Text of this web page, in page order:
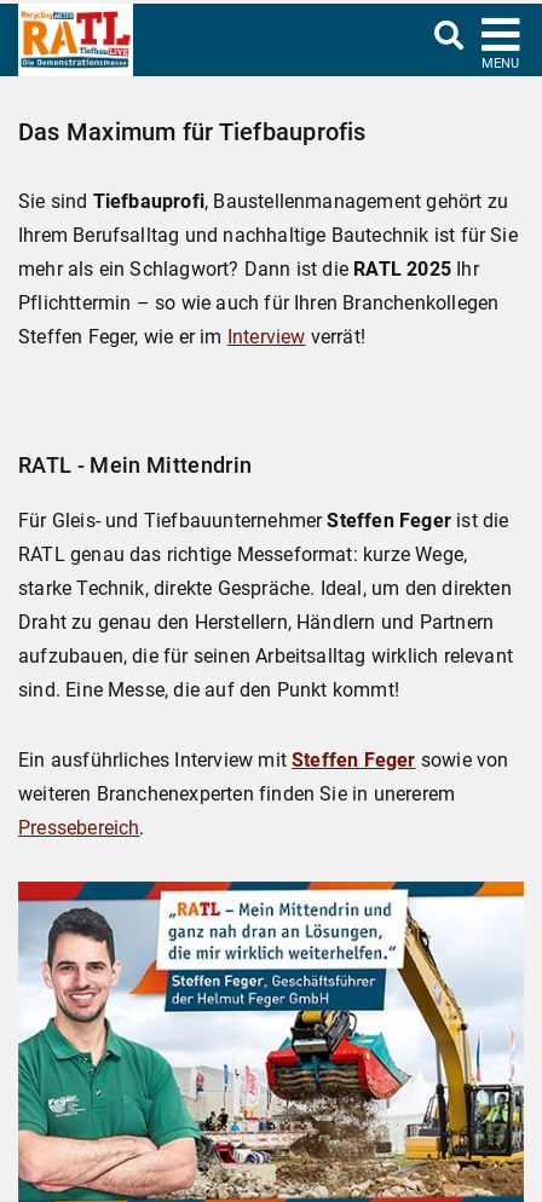
MENU
Das Maximum für Tiefbauprofis
Sie sind Tiefbauprofi, Baustellenmanagement gehört zu
Ihrem Berufsalltag und nachhaltige Bautechnik ist für Sie
mehr als ein Schlagwort? Dann ist die RATL 2025Ihr
Pflichttermin – so wie auch für Ihren Branchenkollegen
Steffen Feger, wie er im Interview verrät!
RATL - Mein Mittendrin
Für Gleis- und TiefbauunternehmerSteffen Fegerist die
RATL genau das richtige Messeformat: kurze Wege,
starke Technik, direkte Gespräche. Ideal, um den direkten
Draht zu genau den Herstellern, Händlern und Partnern
aufzubauen, die für seinen Arbeitsalltag wirklich relevant
sind. Eine Messe, die auf den Punkt kommt!
Ein ausführliches Interview mitSteffen Feger sowie von
weiteren Branchenexperten finden Sie in unererem
Pressebereich.